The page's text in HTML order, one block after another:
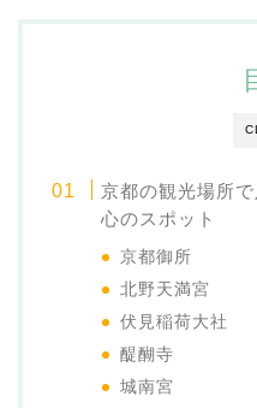
京都の観光場所
心のスポット
京都御所
北野天満宮
伏見稲荷大社
醍醐寺
城南宮